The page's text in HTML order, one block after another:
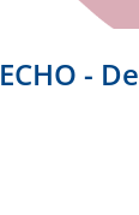
ECHO -